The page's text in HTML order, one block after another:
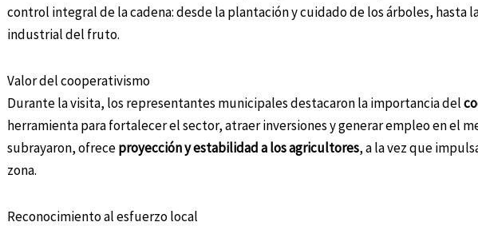
control integral de la cadena: desde la plantación y cuidado de los árboles, hasta
industrial del fruto.
Valor del cooperativismo
Durante la visita, los representantes municipales destacaron la importancia del
herramienta para fortalecer el sector, atraer inversiones y generar empleo en el
subrayaron, ofreceproyección y estabilidad a los agricultores, a la vez que
zona.
Reconocimiento al esfuerzo local